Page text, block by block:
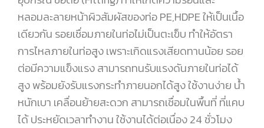
หลอมละลายหน้าผิวสัมผัสของท่อ PE,HDPE ให้เป็นเนื้อ
เดียวกัน รอยเชื่อมภายในท่อไม่เป็นตะเข็บ ทำให้อัตรา
การไหลภายในท่อสูง เพราะเกิดแรงเสียดทานน้อย รอย
ต่อมีความแข็งแรง สามารถทนรับแรงดันภายในท่อได้
สูง พร้อมยังรับแรงกระทำภายนอกได้สูง ใช้งานง่าย น้ำ
หนักเบา เคลื่อนย้ายสะดวก สามารถเชื่อมในพื้นที่ ที่แคบ
ได้ ประหยัดเวลาทำงาน ใช้งานได้ต่อเนื่อง 24 ชั่วโมง